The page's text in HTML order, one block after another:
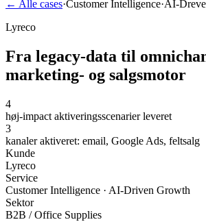
← Alle cases·Customer Intelligence·AI-
Lyreco
Fra legacy-data til
marketing- og salgsmotor
4
høj-impact aktiveringsscenarier leveret
3
kanaler aktiveret: email, Google Ads, feltsalg
Kunde
Lyreco
Service
Customer Intelligence · AI-Driven Growth
Sektor
B2B / Office Supplies